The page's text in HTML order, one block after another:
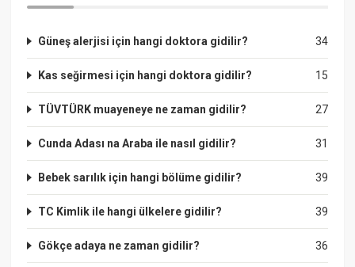
34
Güneş alerjisi için hangi doktora gidilir?
15
Kas seğirmesi için hangi doktora gidilir?
27
TÜVTÜRK muayeneye ne zaman gidilir?
31
Cunda Adası na Araba ile nasıl gidilir?
39
Bebek sarılık için hangi bölüme gidilir?
39
TC Kimlik ile hangi ülkelere gidilir?
36
Gökçe adaya ne zaman gidilir?